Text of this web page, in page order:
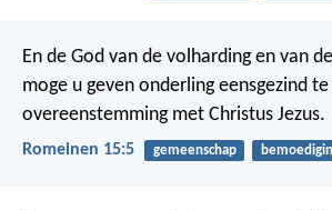
En de God van de volharding en van
moge u geven onderling eensgezind
overeenstemming met Christus Jezus.
Romeinen 15:5 gemeenschap